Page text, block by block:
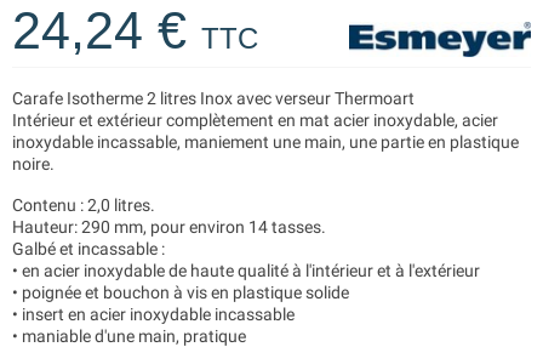
24,24 € TTC
Carafe Isotherme 2 litres Inox avec verseur Thermoart
Intérieur et extérieur complètement en mat acier inoxydable, acier
inoxydable incassable, maniement une main, une partie en plastique
noire.
Contenu : 2,0 litres.
Hauteur: 290 mm, pour environ 14 tasses.
Galbé et incassable :
• en acier inoxydable de haute qualité à l'intérieur et à l'extérieur
• poignée et bouchon à vis en plastique solide
• insert en acier inoxydable incassable
• maniable d'une main, pratique